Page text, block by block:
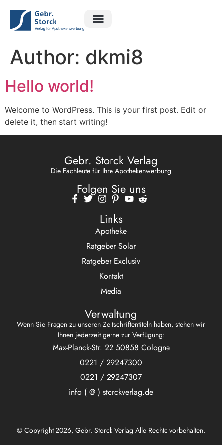
Author: dkmi8
Hello world!
Welcome to WordPress. This is your first post. Edit or
delete it, then start writing!
Gebr. Storck Verlag
Die Fachleute für Ihre Apothekenwerbung
Folgen Sie uns
Links
Apotheke
Ratgeber Solar
Ratgeber Exclusiv
Kontakt
Media
Verwaltung
Wenn Sie Fragen zu unseren Zeitschriftentiteln haben, stehen wir
Ihnen jederzeit gerne zur Verfügung:
Max-Planck-Str. 22 50858 Cologne
0221 / 29247300
0221 / 29247307
info ( @ ) storckverlag.de
© Copyright 2026, Gebr. Storck Verlag Alle Rechte vorbehalten.